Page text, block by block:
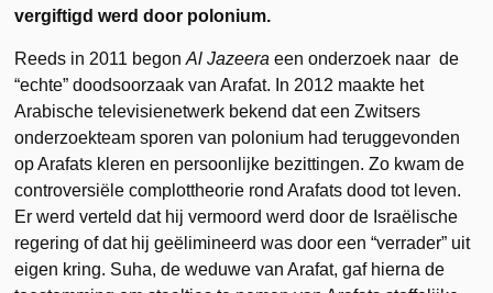
vergiftigd werd door polonium.
Reeds in 2011 begonAl Jazeera een onderzoek naar de
“echte” doodsoorzaak van Arafat. In 2012 maakte het
Arabische televisienetwerk bekend dat een Zwitsers
onderzoekteam sporen van polonium had teruggevonden
op Arafats kleren en persoonlijke bezittingen. Zo kwam de
controversiële complottheorie rond Arafats dood tot leven.
Er werd verteld dat hij vermoord werd door de Israëlische
regering of dat hij geëlimineerd was door een “verrader” uit
eigen kring. Suha, de weduwe van Arafat, gaf hierna de